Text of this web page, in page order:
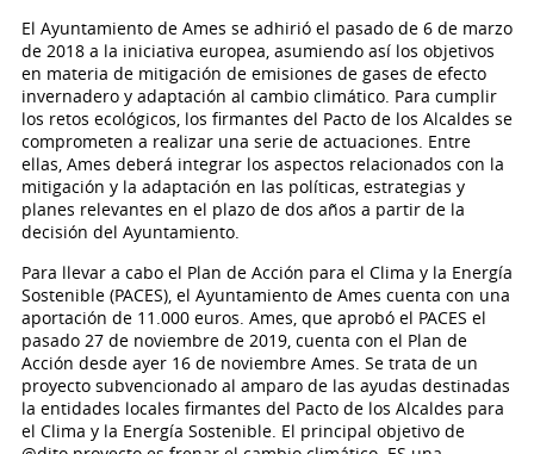
El Ayuntamiento de Ames se adhirió el pasado de 6 de marzo
de 2018 a la iniciativa europea, asumiendo así los objetivos
en materia de mitigación de emisiones de gases de efecto
invernadero y adaptación al cambio climático. Para cumplir
los retos ecológicos, los firmantes del Pacto de los Alcaldes se
comprometen a realizar una serie de actuaciones. Entre
ellas, Ames deberá integrar los aspectos relacionados con la
mitigación y la adaptación en las políticas, estrategias y
planes relevantes en el plazo de dos años a partir de la
decisión del Ayuntamiento.
Para llevar a cabo el Plan de Acción para el Clima y la Energía
Sostenible (PACES), el Ayuntamiento de Ames cuenta con una
aportación de 11.000 euros. Ames, que aprobó el PACES el
pasado 27 de noviembre de 2019, cuenta con el Plan de
Acción desde ayer 16 de noviembre Ames. Se trata de un
proyecto subvencionado al amparo de las ayudas destinadas
la entidades locales firmantes del Pacto de los Alcaldes para
el Clima y la Energía Sostenible. El principal objetivo de